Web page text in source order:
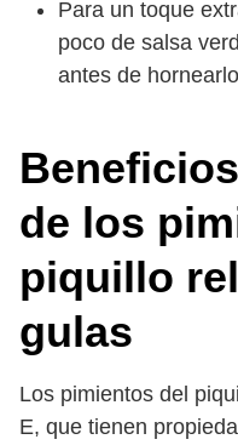
Para un toque
poco de salsa
antes de
de los
piquillo
gulas
Los pimientos del
E, que tienen